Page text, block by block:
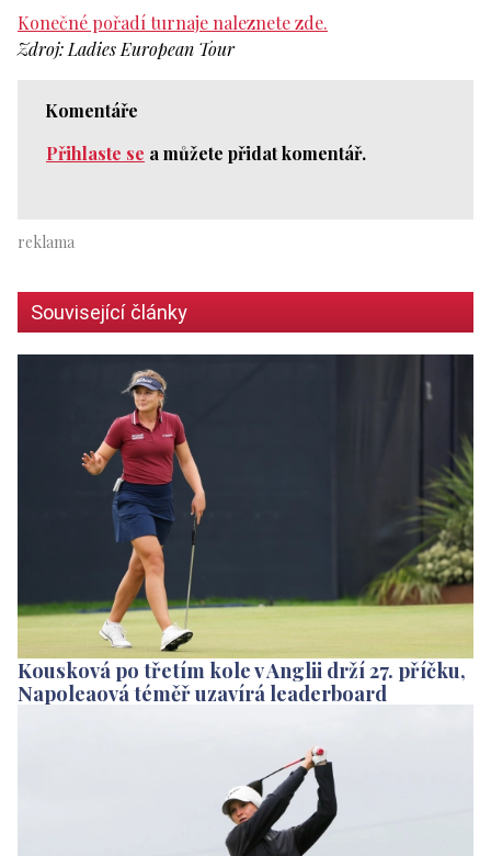
Konečné pořadí turnaje naleznete zde.
Zdroj: Ladies European Tour
Komentáře
Přihlaste se a můžete přidat komentář.
Související články
Kousková po třetím kole v Anglii drží 27. příčku,
Napoleaová téměř uzavírá leaderboard